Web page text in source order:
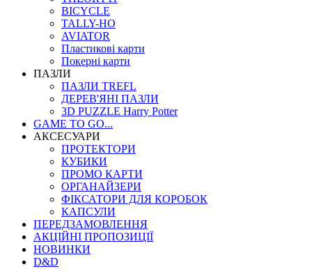
BICYCLE
TALLY-HO
AVIATOR
Пластикові карти
Покерні карти
ПАЗЛИ
ПАЗЛИ TREFL
ДЕРЕВ'ЯНІ ПАЗЛИ
3D PUZZLE Harry Potter
GAME TO GO...
АКСЕСУАРИ
ПРОТЕКТОРИ
КУБИКИ
ПРОМО КАРТИ
ОРГАНАЙЗЕРИ
ФІКСАТОРИ ДЛЯ КОРОБОК
КАПСУЛИ
ПЕРЕДЗАМОВЛЕННЯ
АКЦІЙНІ ПРОПОЗИЦІЇ
НОВИНКИ
D&D